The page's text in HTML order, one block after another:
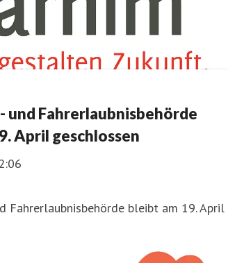
und Fahrerlaubnisbehörde
April geschlossen
Fahrerlaubnisbehörde bleibt am 19. April